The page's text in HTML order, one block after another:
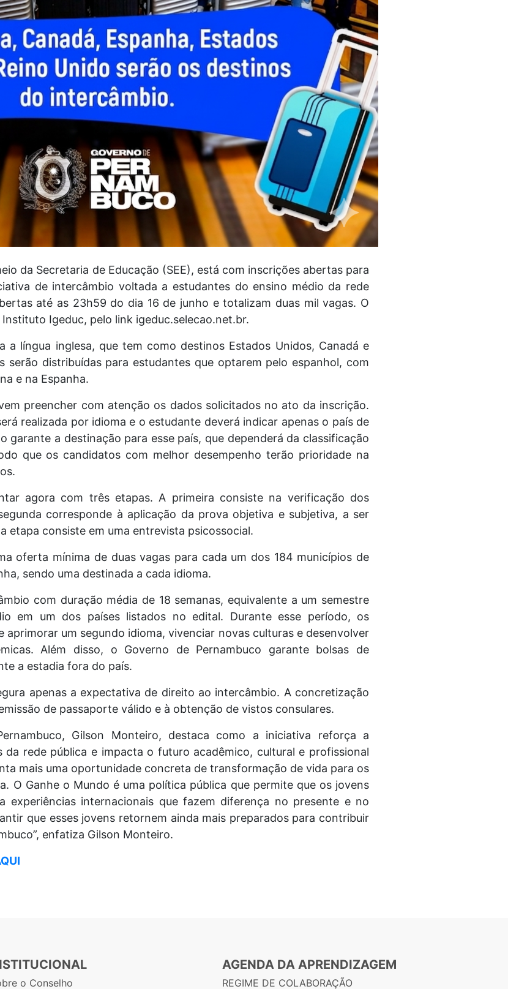
da Secretaria de Educação (SEE), está com inscrições abertas para
de intercâmbio voltada a estudantes do ensino médio da rede
até as 23h59 do dia 16 de junho e totalizam duas mil vagas. O
Igeduc, pelo link igeduc.selecao.net.br.
a língua inglesa, que tem como destinos Estados Unidos, Canadá e
serão distribuídas para estudantes que optarem pelo espanhol, com
e na Espanha.
preencher com atenção os dados solicitados no ato da inscrição.
realizada por idioma e o estudante deverá indicar apenas o país de
garante a destinação para esse país, que dependerá da classificação
que os candidatos com melhor desempenho terão prioridade na
agora com três etapas. A primeira consiste na verificação dos
corresponde à aplicação da prova objetiva e subjetiva, a ser
etapa consiste em uma entrevista psicossocial.
oferta mínima de duas vagas para cada um dos 184 municípios de
sendo uma destinada a cada idioma.
com duração média de 18 semanas, equivalente a um semestre
em um dos países listados no edital. Durante esse período, os
um segundo idioma, vivenciar novas culturas e desenvolver
Além disso, o Governo de Pernambuco garante bolsas de
a estadia fora do país.
apenas a expectativa de direito ao intercâmbio. A concretização
de passaporte válido e à obtenção de vistos consulares.
Gilson Monteiro, destaca como a iniciativa reforça a
rede pública e impacta o futuro acadêmico, cultural e profissional
mais uma oportunidade concreta de transformação de vida para os
O Ganhe o Mundo é uma política pública que permite que os jovens
experiências internacionais que fazem diferença no presente e no
que esses jovens retornem ainda mais preparados para contribuir
enfatiza Gilson Monteiro.
o Conselho
AGENDA DA APRENDIZAGEM
REGIME DE COLABORAÇÃO